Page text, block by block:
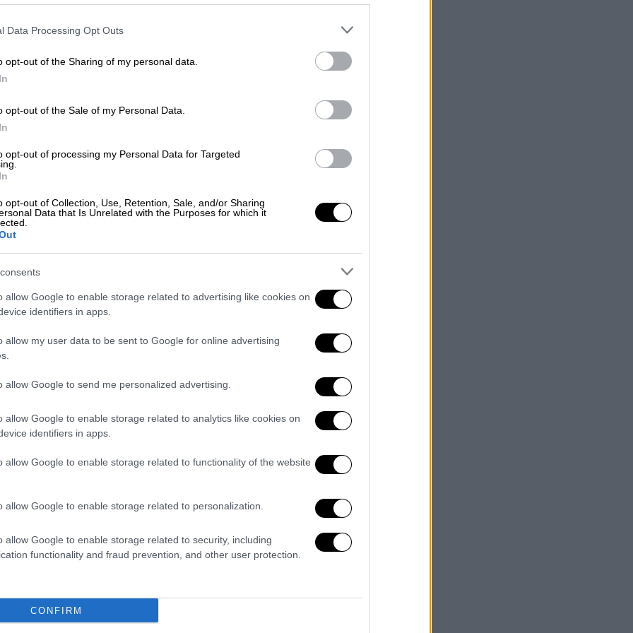
Data Processing Opt Outs
opt-out of the Sharing of my personal data.
opt-out of the Sale of my Personal Data.
opt-out of processing my Personal Data for Targeted
opt-out of Collection, Use, Retention, Sale, and/or Sharing
Data that Is Unrelated with the Purposes for which it
allow Google to enable storage related to advertising like cookies on
identifiers in apps.
allow my user data to be sent to Google for online advertising
allow Google to send me personalized advertising.
allow Google to enable storage related to analytics like cookies on
identifiers in apps.
allow Google to enable storage related to functionality of the website
allow Google to enable storage related to personalization.
allow Google to enable storage related to security, including
functionality and fraud prevention, and other user protection.
CONFIRM
Τι ένιωσαν 36.000
Τα ανησυχητικά ευρήματα μελετών
γραμμή της κούρσας για την τεχνητή
δαπανών, προκειμένου να
την ανάπτυξη και τη χρήση των
η Anthropic ανακοίνωσε ότι
από τις πιο κολοσσιαίες στην
να συνεισφέρει επιπλέον 5 δισεκ.
σε τρεις γύρους
δολαρίων. Ο όμιλος από το Σιάτλ
επιπλέον μετοχές αξίας 20 δισεκ.
OpenAI
της στον τομέα του cloud computing,
εταίροι της Anthropic,η εταιρεία
σχέσεις της και συνάπτει
αρκετών δεκάδων δισεκατομμυρίων